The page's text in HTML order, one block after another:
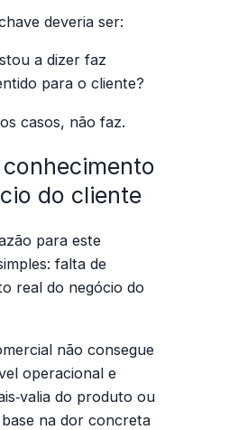
deveria ser:
a dizer faz
para o cliente?
casos, não faz.
conhecimento
do cliente
para este
falta de
real do negócio do
não consegue
operacional e
do produto ou
na dor concreta